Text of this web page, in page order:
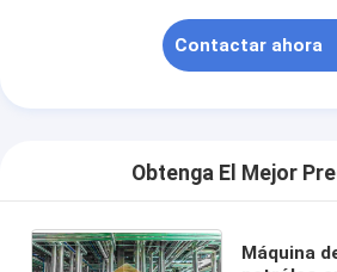
Contactar ahora
Obtenga El Mejor
Máquina